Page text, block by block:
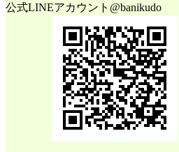
公式LINEアカウント@banikudo